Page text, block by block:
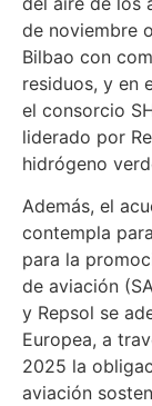
de noviembre
Bilbao con
residuos, y en
el consorcio
liderado por
hidrógeno
Además, el
contempla
para la
de aviación
y Repsol se
Europea, a
2025 la
aviación